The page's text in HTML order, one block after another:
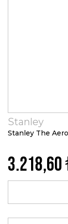
Stanley
Stanley The